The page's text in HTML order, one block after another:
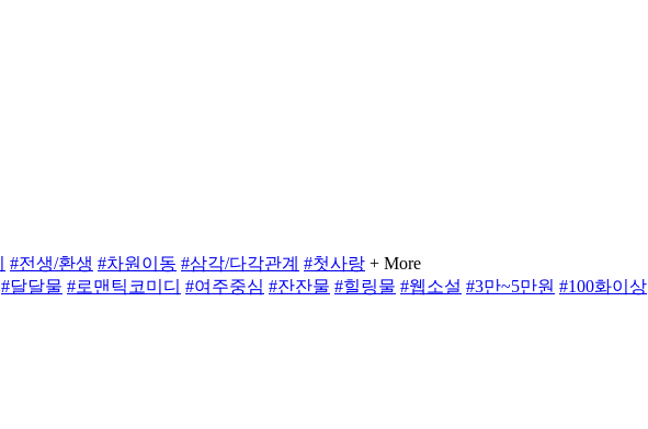
#전생/환생 #차원이동 #삼각/다각관계 #첫사랑 + More
#달달물 #로맨틱코미디 #여주중심 #잔잔물 #힐링물 #웹소설 #3만~5만원 #100화이상